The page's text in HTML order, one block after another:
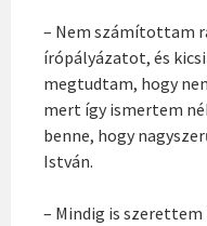
– Nem számítottam
írópályázatot, és
megtudtam, hogy
mert így ismertem
benne, hogy
István.
– Mindig is szerettem